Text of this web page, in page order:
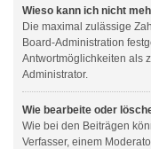
Wieso kann ich nicht
Die maximal zulässige
Board-Administration
Antwortmöglichkeiten als
Administrator.
Wie bearbeite oder
Wie bei den Beiträgen
Verfasser, einem